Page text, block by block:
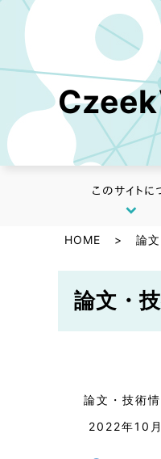
このサイトに
HOME > 論
論文・
論文・技術
2022年10